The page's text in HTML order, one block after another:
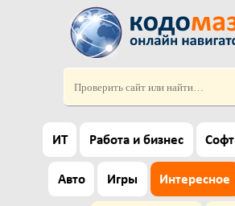
ИТ Работа и бизнес Софт
Авто Игры Интересное